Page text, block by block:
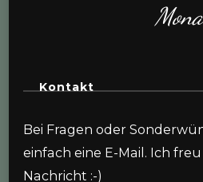
Mona
Kontakt
Bei Fragen oder
einfach eine E-Mail. Ich
Nachricht :-)